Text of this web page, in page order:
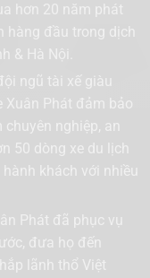
hơn 20 năm phát
hàng đầu trong dịch
& Hà Nội.
ngũ tài xế giàu
Xuân Phát đảm bảo
nghiệp, an
50 dòng xe du lịch
khách với nhiều
Phát đã phục vụ
đưa họ đến
lãnh thổ Việt